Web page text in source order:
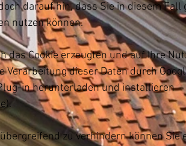
darauf hin, dass Sie in diesem
nutzen können.
das Cookie erzeugten und auf Ihre
Verarbeitung dieser Daten durch
in herunterladen und installieren
).
zu verhindern können Sie